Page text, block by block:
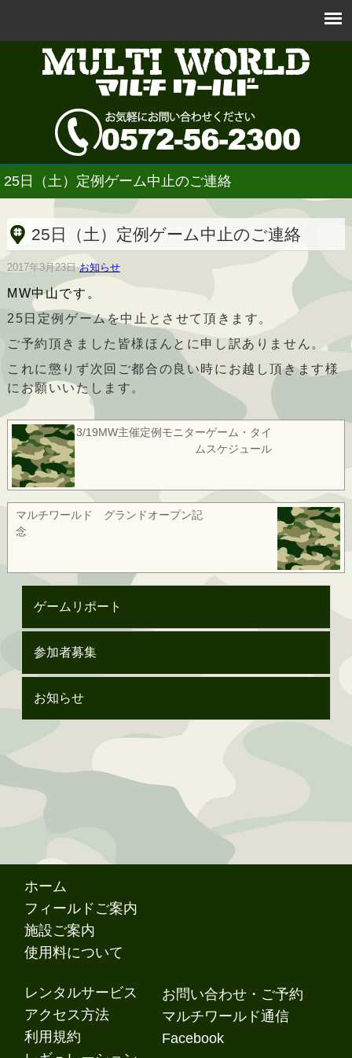
25日（土）定例ゲーム中止のご連絡
25日（土）定例ゲーム中止のご連絡
2017年3月23日 お知らせ
MW中山です。
25日定例ゲームを中止とさせて頂きます。
ご予約頂きました皆様ほんとに申し訳ありません。
これに懲りず次回ご都合の良い時にお越し頂きます様
にお願いいたします。
3/19MW主催定例モニターゲーム・タイ
ムスケジュール
マルチワールド グランドオープン記
念
ゲームリポート
参加者募集
お知らせ
ホーム
フィールドご案内
施設ご案内
使用料について
レンタルサービス
アクセス方法
利用規約
お問い合わせ・ご予約
マルチワールド通信
Facebook